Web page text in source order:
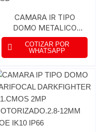
CAMARA IR TIPO
DOMO METALICO
VARIFOCAL 1/3 SONY
720TVL LENTE 2.8-
12MM 36 PCS IR LED
MENU OSD
COTIZAR POR
WHATSAPP